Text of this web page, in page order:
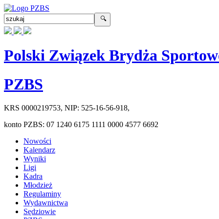
Polski Związek Brydża
PZBS
KRS 0000219753, NIP: 525-16-56-918,
konto PZBS: 07 1240 6175 1111 0000 4577 6692
Nowości
Kalendarz
Wyniki
Ligi
Kadra
Młodzież
Regulaminy
Wydawnictwa
Sędziowie